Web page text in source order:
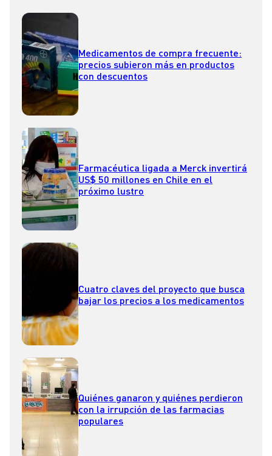
Medicamentos de compra frecuente:
precios subieron más en productos
con descuentos
Farmacéutica ligada a Merck invertirá
US$ 50 millones en Chile en el
próximo lustro
Cuatro claves del proyecto que busca
bajar los precios a los medicamentos
Quiénes ganaron y quiénes perdieron
con la irrupción de las farmacias
populares